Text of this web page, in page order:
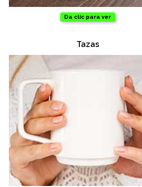
Da clic para ver
Tazas